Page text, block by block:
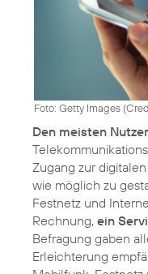
Foto: Getty Images (
Den meisten
Zugang zur
wie möglich zu
Festnetz und
Rechnung, ein
Befragung gaben
Erleichterung